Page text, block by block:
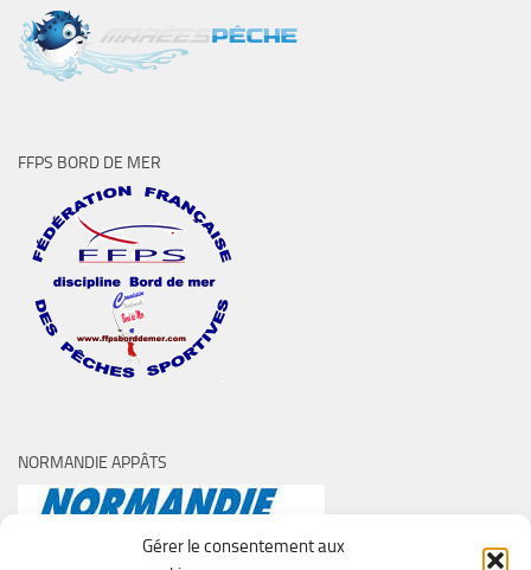
Gérer le consentement aux
FFPS BORD DE MER
NORMANDIE APPÂTS